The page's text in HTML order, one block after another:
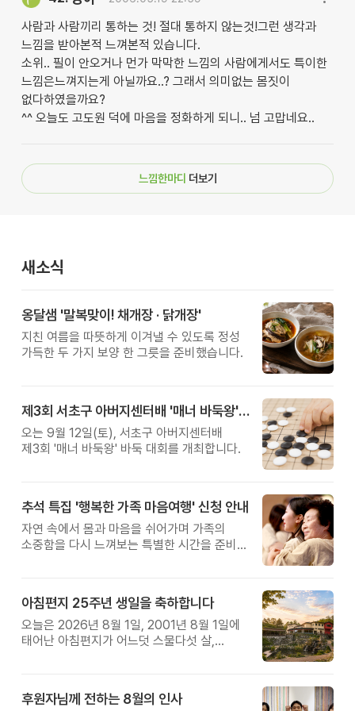
사람과 사람끼리 통하는 것! 절대 통하지 않는것!그런 생각과
느낌을 받아본적 느껴본적 있습니다.
소위.. 필이 안오거나 먼가 막막한 느낌의 사람에게서도 특이한
느낌은느껴지는게 아닐까요..? 그래서 의미없는 몸짓이
없다하였을까요?
^^ 오늘도 고도원 덕에 마음을 정화하게 되니.. 넘 고맙네요..
느낌한마디 더보기
새소식
옹달샘 '말복맞이! 채개장 · 닭개장'
지친 여름을 따뜻하게 이겨낼 수 있도록 정성
가득한 두 가지 보양 한 그릇을 준비했습니다.
제3회 서초구 아버지센터배 '매너 바둑왕' 대회
오는 9월 12일(토), 서초구 아버지센터배
제3회 '매너 바둑왕' 바둑 대회를 개최합니다.
추석 특집 '행복한 가족 마음여행' 신청 안내
자연 속에서 몸과 마음을 쉬어가며 가족의
소중함을 다시 느껴보는 특별한 시간을 준비해
아침편지 25주년 생일을 축하합니다
오늘은 2026년 8월 1일, 2001년 8월 1일에
태어난 아침편지가 어느덧 스물다섯 살,
후원자님께 전하는 8월의 인사